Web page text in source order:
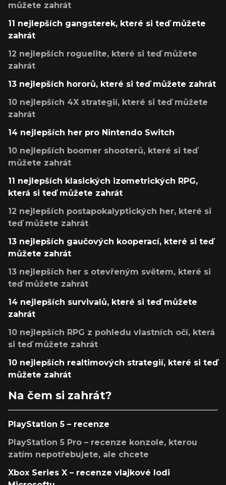
můžete zahrát
11 nejlepších gangsterek, které si teď můžete
zahrát
12 nejlepších roguelite, které si teď můžete
zahrát
13 nejlepších hororů, které si teď můžete zahrát
10 nejlepších 4X strategií, které si teď můžete
zahrát
14 nejlepších her pro Nintendo Switch
10 nejlepších boomer shooterů, které si teď
můžete zahrát
11 nejlepších klasických izometrických RPG,
která si teď můžete zahrát
12 nejlepších postapokalyptických her, které si
teď můžete zahrát
13 nejlepších gaučových kooperací, které si teď
můžete zahrát
13 nejlepších her s otevřeným světem, které si
teď můžete zahrát
14 nejlepších survivalů, které si teď můžete
zahrát
10 nejlepších RPG z pohledu vlastních očí, která
si teď můžete zahrát
10 nejlepších realtimových strategií, které si teď
můžete zahrát
Na čem si zahrát?
PlayStation 5 – recenze
PlayStation 5 Pro – recenze konzole, kterou
zatím nepotřebujete, ale chcete
Xbox Series X – recenze vlajkové lodi